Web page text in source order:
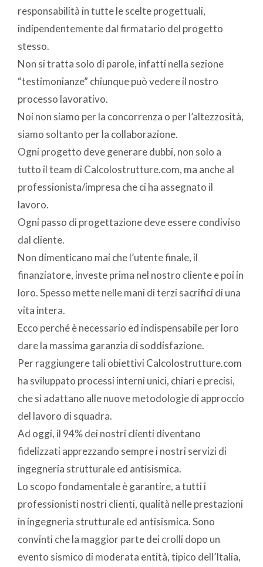
responsabilità in tutte le scelte progettuali,
indipendentemente dal firmatario del progetto
stesso.
Non si tratta solo di parole, infatti nella sezione
“testimonianze” chiunque può vedere il nostro
processo lavorativo.
Noi non siamo per la concorrenza o per l’altezzosità,
siamo soltanto per la collaborazione.
Ogni progetto deve generare dubbi, non solo a
tutto il team di Calcolostrutture.com, ma anche al
professionista/impresa che ci ha assegnato il
lavoro.
Ogni passo di progettazione deve essere condiviso
dal cliente.
Non dimenticano mai che l’utente finale, il
finanziatore, investe prima nel nostro cliente e poi in
loro. Spesso mette nelle mani di terzi sacrifici di una
vita intera.
Ecco perché è necessario ed indispensabile per loro
dare la massima garanzia di soddisfazione.
Per raggiungere tali obiettivi Calcolostrutture.com
ha sviluppato processi interni unici, chiari e precisi,
che si adattano alle nuove metodologie di approccio
del lavoro di squadra.
Ad oggi, il 94% dei nostri clienti diventano
fidelizzati apprezzando sempre i nostri servizi di
ingegneria strutturale ed antisismica.
Lo scopo fondamentale è garantire, a tutti i
professionisti nostri clienti, qualità nelle prestazioni
in ingegneria strutturale ed antisismica. Sono
convinti che la maggior parte dei crolli dopo un
evento sismico di moderata entità, tipico dell’Italia,